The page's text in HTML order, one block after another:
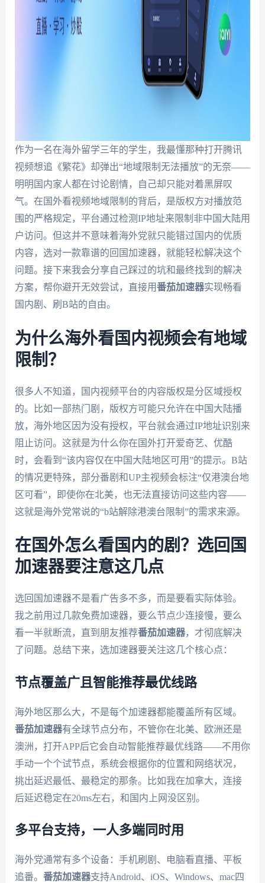
作为一名在海外留学三年的学生，我最懂那种打开腾讯
视频想追《繁花》却弹出“地域限制无法播放”的无奈——
明明国内家人都在讨论剧情，自己却只能对着黑屏叹
气。在国外看视频地域限制的背后，是版权方对播放范
围的严格规定，平台通过检测IP地址来限制非中国大陆用
户访问。但这并不意味着海外党就只能错过国内的优质
内容，选对一款靠谱的回国加速器，就能轻松解决这个
问题。接下来我会分享自己踩过的坑和最终找到的解决
方案，帮你避开无效尝试，直接用番茄加速器实现畅看
国内剧、刷B站的自由。
为什么海外看国内视频会有地域
限制？
很多人不知道，国内视频平台的内容版权是分区域授权
的。比如一部热门剧，版权方可能只允许在中国大陆播
放，海外地区因为没有授权，平台就会通过IP地址识别来
阻止访问。这就是为什么你在国外打开爱奇艺、优酷
时，会看到“该内容仅在中国大陆地区可用”的提示。B站
的情况更特殊，部分番剧和UP主视频会标注“仅港澳台地
区可看”，即使你在北美，也无法直接访问这些内容——
这就是海外党常说的“b站解除港澳台限制”的需求来源。
在国外怎么看国内的剧？选回国
加速器要注意这几点
选回国加速器不是看广告多不多，而是要看实际体验。
我之前用过几款免费加速器，要么节点少连接慢，要么
看一半就断流，直到朋友推荐番茄加速器，才彻底解决
了问题。总结下来，选加速器要关注这几个核心点：
节点覆盖广且智能推荐最优线路
海外地区那么大，不是每个加速器都能覆盖所有区域。
番茄加速器有全球节点分布，不管你在北美、欧洲还是
澳洲，打开APP后它会自动智能推荐最优线路——不用你
手动一个个试节点，系统会根据你的位置和网络状况，
挑出延迟最低、最稳定的那条。比如我在加拿大，连接
后延迟稳定在20ms左右，和国内上网没区别。
多平台支持，一人多端同时用
海外党通常有多个设备：手机刷剧、电脑看直播、平板
追番。 番茄加速器支持Android、iOS、Windows、mac四